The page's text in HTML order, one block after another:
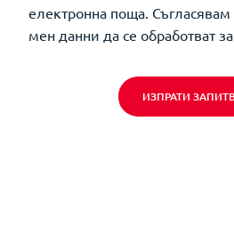
електронна поща. Съгласявам
мен данни да се обработват
ИЗПРАТИ